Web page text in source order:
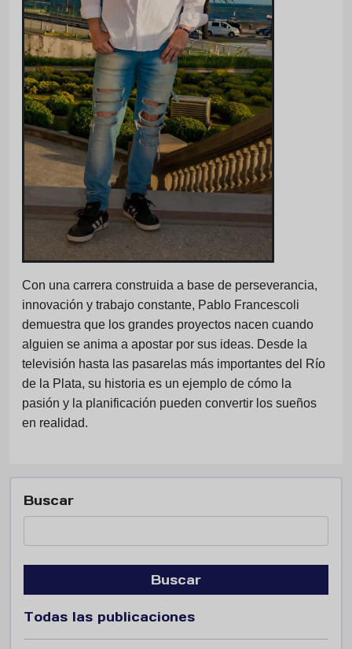
Con una carrera construida a base de perseverancia,
innovación y trabajo constante, Pablo Francescoli
demuestra que los grandes proyectos nacen cuando
alguien se anima a apostar por sus ideas. Desde la
televisión hasta las pasarelas más importantes del Río
de la Plata, su historia es un ejemplo de cómo la
pasión y la planificación pueden convertir los sueños
en realidad.
Buscar
Buscar
Todas las publicaciones